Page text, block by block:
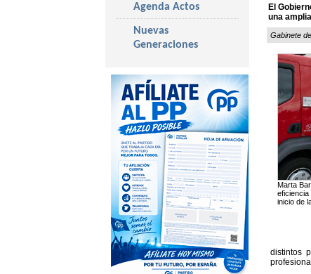
El
una
Gabinete
Marta
eficiencia
inicio de
distintos
Agenda Actos
Nuevas
Generaciones